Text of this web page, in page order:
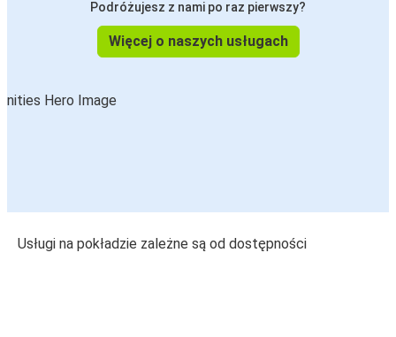
Podróżujesz z nami po raz pierwszy?
Więcej o naszych usługach
Usługi na pokładzie zależne są od dostępności